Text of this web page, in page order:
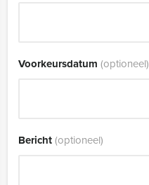
Voorkeursdatum (optioneel)
Bericht(optioneel)